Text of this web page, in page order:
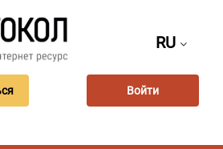
RU
Войти